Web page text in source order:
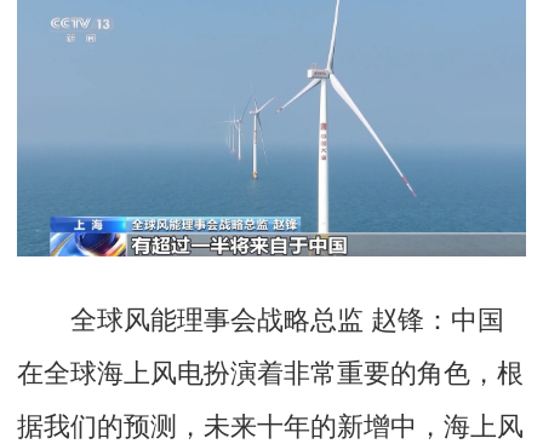
全球风能理事会战略总监 赵锋： 中国
在全球海上风电扮演着非常重要的角色，根
据我们的预测，未来十年的新增中，海上风